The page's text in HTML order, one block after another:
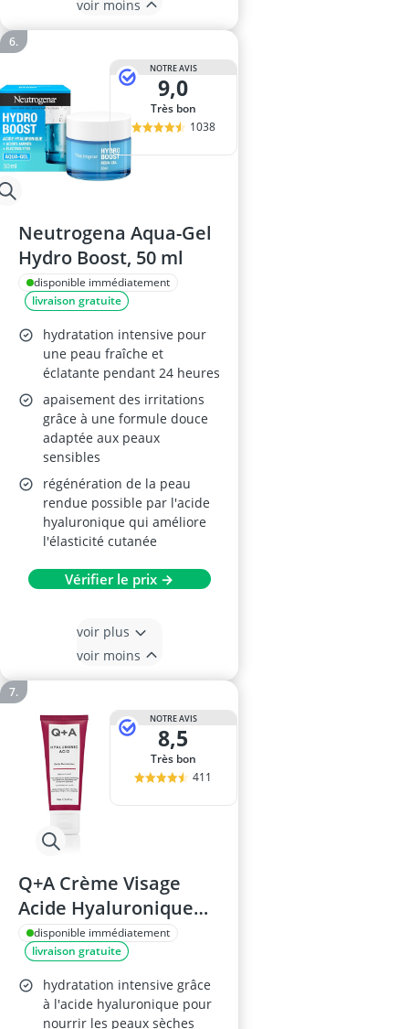
voir moins
NOTRE AVIS
9,0
Très bon
1038
Neutrogena Aqua-Gel
Hydro Boost, 50 ml
disponible immédiatement
livraison gratuite
hydratation intensive pour
une peau fraîche et
éclatante pendant 24 heures
apaisement des irritations
grâce à une formule douce
adaptée aux peaux
sensibles
régénération de la peau
rendue possible par l'acide
hyaluronique qui améliore
l'élasticité cutanée
Vérifier le prix →
voir plus
voir moins
NOTRE AVIS
8,5
Très bon
411
Q+A Crème Visage
Acide Hyaluronique
75ml
disponible immédiatement
livraison gratuite
hydratation intensive grâce
à l'acide hyaluronique pour
nourrir les peaux sèches